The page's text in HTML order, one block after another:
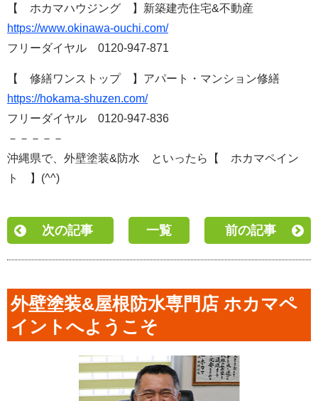
【 ホカマハウジング 】新築建売住宅&不動産
https://www.okinawa-ouchi.com/
フリーダイヤル 0120-947-871
【 修繕ワンストップ 】アパート・マンション修繕
https://hokama-shuzen.com/
フリーダイヤル 0120-947-836
－－－－－
沖縄県で、外壁塗装&防水 といったら【 ホカマペイン
ト 】(^^)
次の記事 一覧 前の記事
外壁塗装&屋根防水専門店 ホカマペ
イントへようこそ